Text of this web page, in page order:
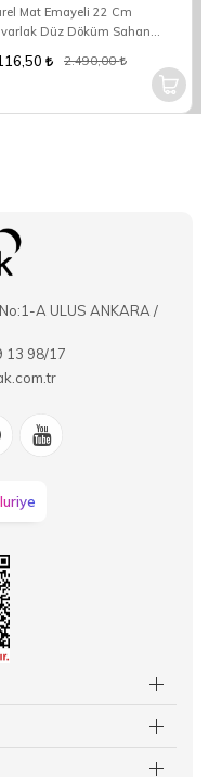
Mat Emayeli 22 Cm
Düz Döküm Sahan
2.490,00
A ULUS ANKARA /
13 98/17